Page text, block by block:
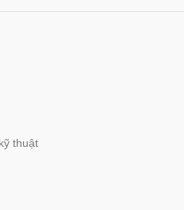
thuật